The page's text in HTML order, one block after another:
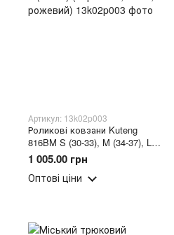
Артикул: 13k02p003
Роликові ковзани Kuteng
816BM S (30-33), M (34-37), L
(38-41) (червоний, синій,
рожевий)
1 005.00 грн
Оптові ціни